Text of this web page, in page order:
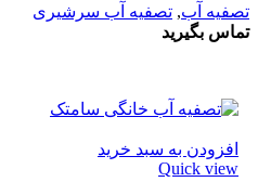
تصفیه آب, تصفیه آب سرشیری
تماس بگیرید
افزودن به سبد خرید
Quick view